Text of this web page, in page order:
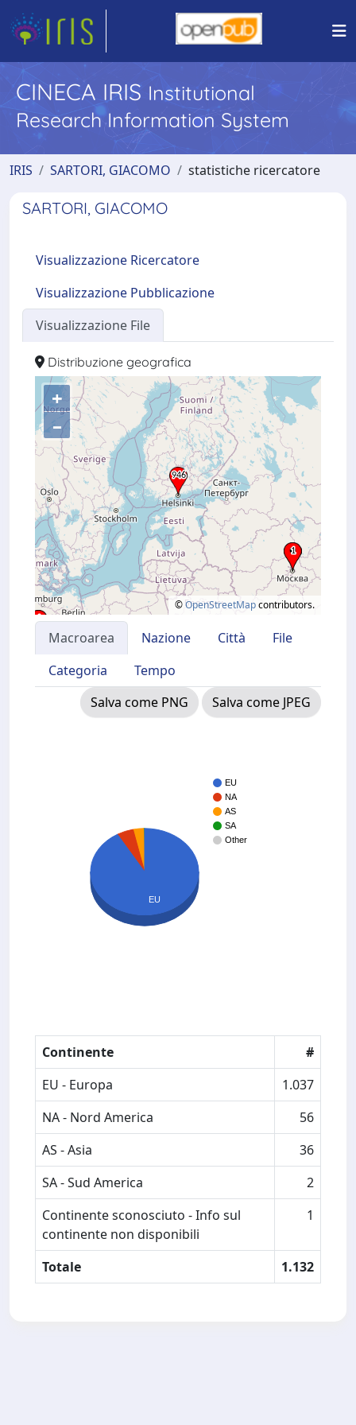
CINECA IRIS Institutional
Research Information System
IRIS SARTORI, GIACOMO statistiche ricercatore
SARTORI, GIACOMO
Visualizzazione Ricercatore
Visualizzazione Pubblicazione
Visualizzazione File
Distribuzione geografica
+
–
©OpenStreetMapcontributors.
Macroarea Nazione Città
File
Categoria
Tempo
Salva come PNG
Salva come JPEG
EU
NA
AS
SA
Other
EU
Continente
#
EU - Europa
1.037
NA - Nord America
56
AS - Asia
36
SA - Sud America
2
Continente sconosciuto - Info sul
continente non disponibili
1
Totale 1.132